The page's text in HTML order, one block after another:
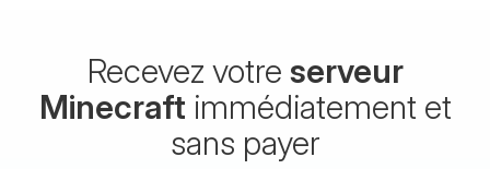
Recevez votre serveur
Minecraft immédiatement et
sans payer